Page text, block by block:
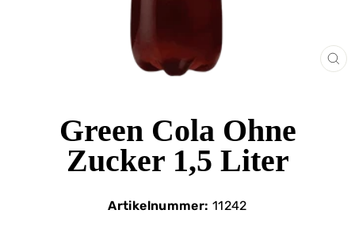
Green Cola Ohne
Zucker 1,5 Liter
Artikelnummer: 11242